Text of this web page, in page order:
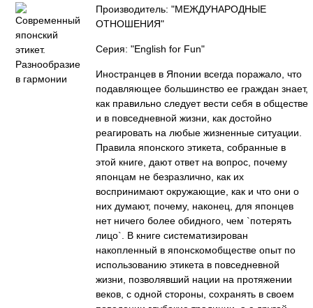
Производитель: "МЕЖДУНАРОДНЫЕ
ОТНОШЕНИЯ"
Серия: "English for Fun"
Иностранцев в Японии всегда поражало, что
подавляющее большинство ее граждан знает,
как правильно следует вести себя в обществе
и в повседневной жизни, как достойно
реагировать на любые жизненные ситуации.
Правила японского этикета, собранные в
этой книге, дают ответ на вопрос, почему
японцам не безразлично, как их
воспринимают окружающие, как и что они о
них думают, почему, наконец, для японцев
нет ничего более обидного, чем `потерять
лицо`. В книге систематизирован
накопленный в японскомобществе опыт по
использованию этикета в повседневной
жизни, позволявший нации на протяжении
веков, с одной стороны, сохранять в своем